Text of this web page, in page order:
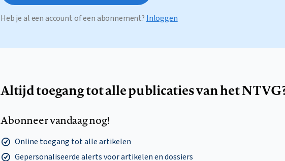
Heb je al een account of een abonnement? Inloggen
Altijd toegang tot alle publicaties van het
Abonneer vandaag nog!
Online toegang tot alle artikelen
Gepersonaliseerde alerts voor artikelen en dossiers